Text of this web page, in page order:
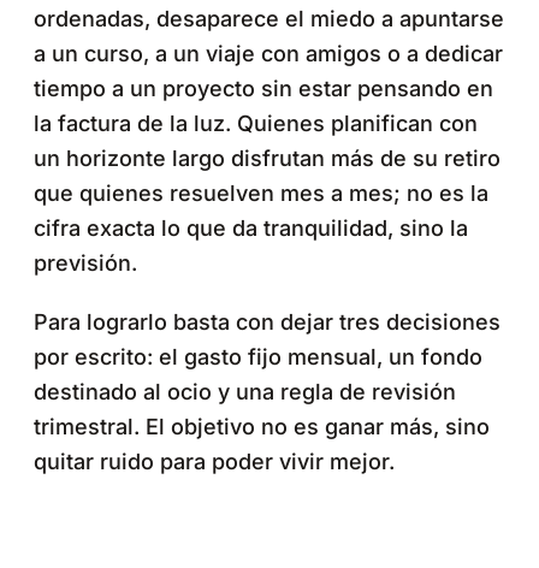
ordenadas, desaparece el miedo a apuntarse
a un curso, a un viaje con amigos o a dedicar
tiempo a un proyecto sin estar pensando en
la factura de la luz. Quienes planifican con
un horizonte largo disfrutan más de su retiro
que quienes resuelven mes a mes; no es la
cifra exacta lo que da tranquilidad, sino la
previsión.
Para lograrlo basta con dejar tres decisiones
por escrito: el gasto fijo mensual, un fondo
destinado al ocio y una regla de revisión
trimestral. El objetivo no es ganar más, sino
quitar ruido para poder vivir mejor.